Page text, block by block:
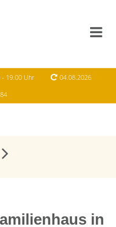
- 19.00 Uhr
04.08.2026
in